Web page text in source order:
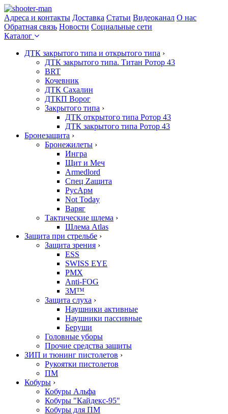
Адреса и контакты Доставка Статьи Видеоканал О нас
Обратная связь Новости Социальные сети
Каталог
ДТК закрытого типа и открытого типа ›
ДТК закрытого типа. Титан Ротор 43
BRT
Кочевник
ДТК Сахалин
ДТКП Ворог
Закрытого типа ›
ДТК открытого типа Ротор 43
ДТК закрытого типа Ротор 43
Бронезащита ›
Бронежилеты ›
Ингра
Щит и Меч
Armedlord
Спец Zащита
РусАрм
Not Today
Варяг
Тактические шлема ›
Шлема Atlas
Защита при стрельбе ›
Защита зрения ›
ESS
SWISS EYE
PMX
Anti-FOG
3M™
Защита слуха ›
Наушники активные
Наушники пассивные
Беруши
Головные уборы
Прочие средства защиты
ЗИП и тюнинг пистолетов ›
Рукоятки пистолетов
ПМ
Кобуры ›
Кобуры Альфа
Кобуры "Кайдекс-95"
Кобуры для ПМ